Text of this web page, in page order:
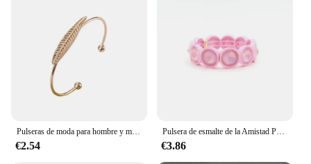
Pulseras de moda para hombre y mujer, brazaletes de Color dorado, joyería femenina, accesorios de Bisutería
€2.54
Pulsera de esmalte de la Amistad Punk de lujo para mujer, accesorios bohemios para niñas, cuentas elásticas, pulsera con dijes, joyería
€3.86